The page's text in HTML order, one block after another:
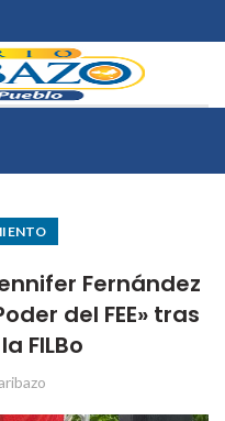
Fernández
del FEE» tras
FILBo